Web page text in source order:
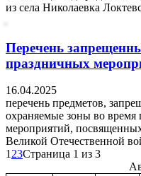
из села Николаевка
Перечень
праздничных
16.04.2025
перечень предметов,
охраняемые зоны во время
мероприятий,
Великой Отечественной
1 23Страница 1 из 3